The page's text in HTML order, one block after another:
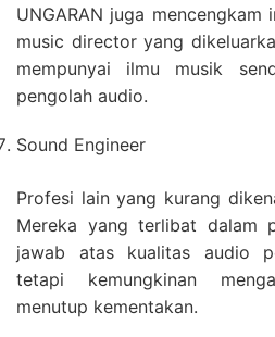
UNGARAN juga mencengkam
music director yang
mempunyai ilmu musik
pengolah audio.
Sound Engineer
Profesi lain yang kurang
Mereka yang terlibat dalam
jawab atas kualitas audio
tetapi kemungkinan
menutup kementakan.